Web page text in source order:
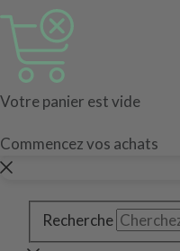
Votre panier est vide
Commencez vos achats
Recherche